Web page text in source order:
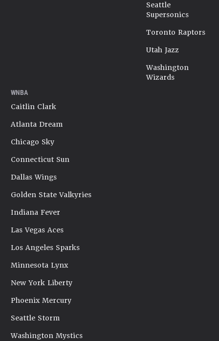
Seattle
Supersonics
Toronto Raptors
Utah Jazz
Washington
Wizards
WNBA
Caitlin Clark
Atlanta Dream
Chicago Sky
Connecticut Sun
Dallas Wings
Golden State Valkyries
Indiana Fever
Las Vegas Aces
Los Angeles Sparks
Minnesota Lynx
New York Liberty
Phoenix Mercury
Seattle Storm
Washington Mystics